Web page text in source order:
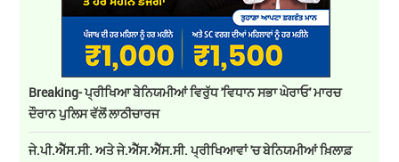
Breaking- ਪ੍ਰੀਖਿਆ ਬੇਨਿਯਮੀਆਂ ਵਿਰੁੱਧ 'ਵਿਧਾਨ ਸਭਾ ਘੇਰਾਓ' ਮਾਰਚ
ਦੌਰਾਨ ਪੁਲਿਸ ਵੱਲੋਂ ਲਾਠੀਚਾਰਜ
ਜੇ.ਪੀ.ਐੱਸ.ਸੀ. ਅਤੇ ਜੇ.ਐੱਸ.ਐੱਸ.ਸੀ. ਪ੍ਰੀਖਿਆਵਾਂ 'ਚ ਬੇਨਿਯਮੀਆਂ ਖ਼ਿਲਾਫ਼